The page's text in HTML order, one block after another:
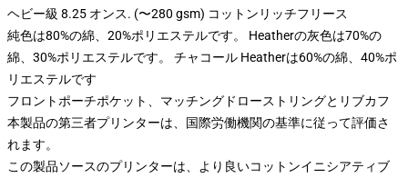
ヘビー級 8.25 オンス. (〜280 gsm) コットンリッチフリース
純色は80%の綿、20%ポリエステルです。 Heatherの灰色は70%の
綿、30%ポリエステルです。 チャコール Heatherは60%の綿、40%ポ
リエステルです
フロントポーチポケット、マッチングドローストリングとリブカフ
本製品の第三者プリンターは、国際労働機関の基準に従って評価さ
れます。
この製品ソースのプリンターは、より良いコットンイニシアティブ